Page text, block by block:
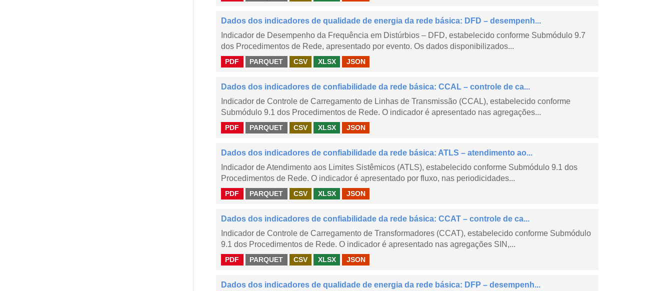
Dados dos indicadores de qualidade de energia da rede básica: DFD – desempenh...
Indicador de Desempenho da Frequência em Distúrbios – DFD, estabelecido conforme Submódulo 9.7
dos Procedimentos de Rede, apresentado por evento. Os dados disponibilizados...
PDF PARQUET CSV XLSX JSON
Dados dos indicadores de confiabilidade da rede básica: CCAL – controle de ca...
Indicador de Controle de Carregamento de Linhas de Transmissão (CCAL), estabelecido conforme
Submódulo 9.1 dos Procedimentos de Rede. O indicador é apresentado nas agregações...
PDF PARQUET CSV XLSX JSON
Dados dos indicadores de confiabilidade da rede básica: ATLS – atendimento ao...
Indicador de Atendimento aos Limites Sistêmicos (ATLS), estabelecido conforme Submódulo 9.1 dos
Procedimentos de Rede. O indicador é apresentado por fluxo, nas periodicidades...
PDF PARQUET CSV XLSX JSON
Dados dos indicadores de confiabilidade da rede básica: CCAT – controle de ca...
Indicador de Controle de Carregamento de Transformadores (CCAT), estabelecido conforme Submódulo
9.1 dos Procedimentos de Rede. O indicador é apresentado nas agregações SIN,...
PDF PARQUET CSV XLSX JSON
Dados dos indicadores de qualidade de energia da rede básica: DFP – desempenh...